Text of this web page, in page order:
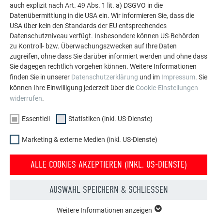
Fassade.
MEHR REFERENZEN ANSEHEN
auch explizit nach Art. 49 Abs. 1 lit. a) DSGVO in die
Datenübermittlung in die USA ein. Wir informieren Sie, dass die
USA über kein den Standards der EU entsprechendes
Datenschutzniveau verfügt. Insbesondere können US-Behörden
zu Kontroll- bzw. Überwachungszwecken auf Ihre Daten
zugreifen, ohne dass Sie darüber informiert werden und ohne dass
Sie dagegen rechtlich vorgehen können. Weitere Informationen
finden Sie in unserer Datenschutzerklärung und im Impressum. Sie
können Ihre Einwilligung jederzeit über die Cookie-Einstellungen
widerrufen.
Essentiell Statistiken (inkl. US-Dienste)
Marketing & externe Medien (inkl. US-Dienste)
ALLE COOKIES AKZEPTIEREN (INKL. US-DIENSTE)
AUSWAHL SPEICHERN & SCHLIESSEN
Weitere Informationen anzeigen